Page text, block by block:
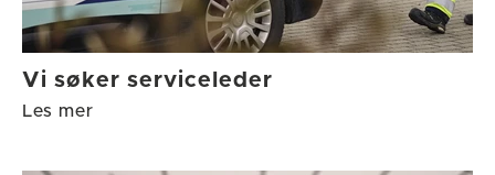
Vi søker serviceleder
Les mer